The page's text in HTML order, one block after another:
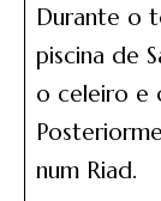
Durante o
piscina de
o celeiro e
num Riad.